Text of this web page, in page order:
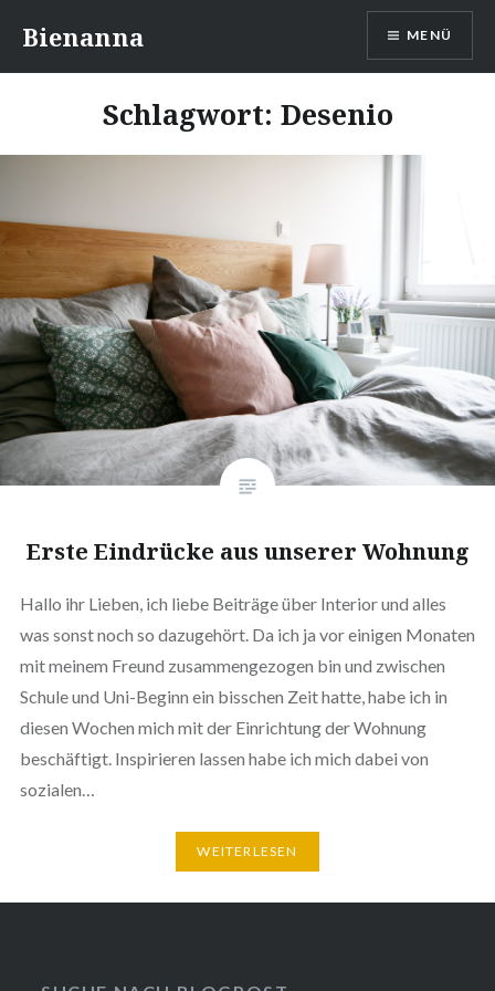
zum
Inhalt
Bienanna MENÜ
Schlagwort: Desenio
Erste Eindrücke aus unserer Wohnung
Hallo ihr Lieben, ich liebe Beiträge über Interior und alles
was sonst noch so dazugehört. Da ich ja vor einigen Monaten
mit meinem Freund zusammengezogen bin und zwischen
Schule und Uni-Beginn ein bisschen Zeit hatte, habe ich in
diesen Wochen mich mit der Einrichtung der Wohnung
beschäftigt. Inspirieren lassen habe ich mich dabei von
sozialen…
WEITERLESEN